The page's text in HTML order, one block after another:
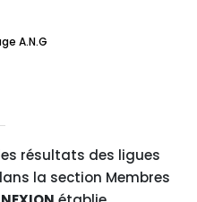
A.N.G
résultats des ligues
la section Membres